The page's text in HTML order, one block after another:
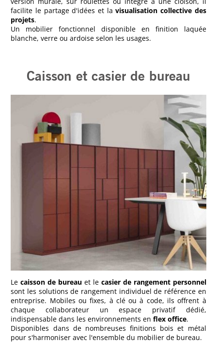
facilite le partage d'idées et lavisualisation collective des
projets.
Un mobilier fonctionnel disponible en finition laquée
blanche, verre ou ardoise selon les usages.
Caisson et casier de bureau
Lecaisson de bureau et le casier de rangement personnel
sont les solutions de rangement individuel de référence en
entreprise. Mobiles ou fixes, à clé ou à code, ils offrent à
chaque collaborateur un espace privatif dédié,
indispensable dans les environnements enflex office.
Disponibles dans de nombreuses finitions bois et métal
pour s'harmoniser avec l'ensemble du mobilier de bureau.